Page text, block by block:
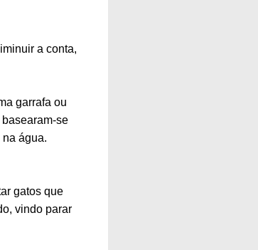
a conta,
garrafa ou
se
água.
gatos que
vindo parar